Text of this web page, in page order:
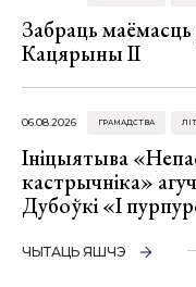
Забраць
Кацярыны ІІ
06.08.2026 ГРАМАДСТВА
Ініцыятыва
кастрычніка»
Дубоўкі «І
ЧЫТАЦЬ ЯШЧЭ